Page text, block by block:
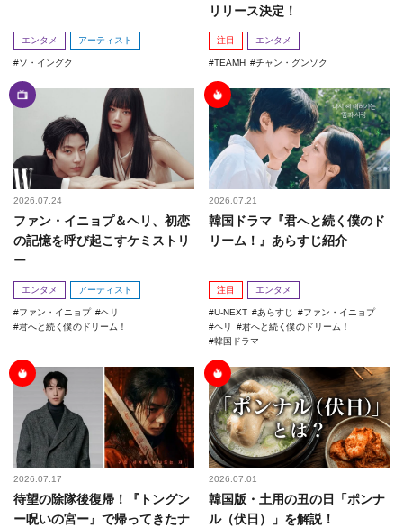
エンタメ アーティスト
ソ・イングク
リリース決定！
注目 エンタメ
TEAMH チャン・グンソク
2026.07.24
ファン・イニョプ＆ヘリ、初恋
の記憶を呼び起こすケミストリ
ー
エンタメ アーティスト
ファン・イニョプ
ヘリ
君へと続く僕のドリーム！
2026.07.21
韓国ドラマ『君へと続く僕のド
リーム！』あらすじ紹介
注目 エンタメ
U-NEXT あらすじ
ファン・イニョプ
ヘリ
君へと続く僕のドリーム！
韓国ドラマ
2026.07.17
待望の除隊後復帰！『トングン
ー呪いの宮ー』で帰ってきたナ
2026.07.01
韓国版・土用の丑の日「ポンナ
ル（伏日）」を解説！